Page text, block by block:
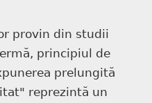
provin din studii
principiul de
prelungită
reprezintă un